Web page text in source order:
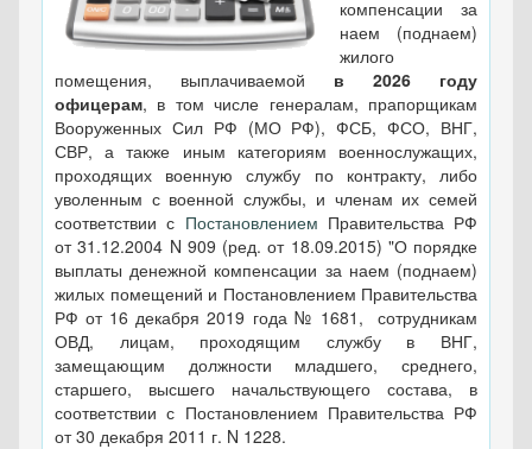
компенсации за
наем (поднаем)
жилого
помещения, выплачиваемой в 2026 году
офицерам, в том числе генералам, прапорщикам
Вооруженных Сил РФ (МО РФ), ФСБ, ФСО, ВНГ,
СВР, а также иным категориям военнослужащих,
проходящих военную службу по контракту, либо
уволенным с военной службы, и членам их семей
соответствии с Постановлением Правительства РФ
от 31.12.2004 N 909 (ред. от 18.09.2015) "О порядке
выплаты денежной компенсации за наем (поднаем)
жилых помещений и Постановлением Правительства
РФ от 16 декабря 2019 года № 1681, сотрудникам
ОВД, лицам, проходящим службу в ВНГ,
замещающим должности младшего, среднего,
старшего, высшего начальствующего состава, в
соответствии с Постановлением Правительства РФ
от 30 декабря 2011 г. N 1228.